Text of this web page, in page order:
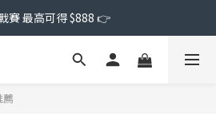
賽 最高可得 $888 👉
薦